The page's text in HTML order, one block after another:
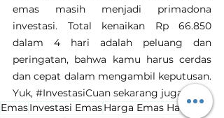
emas masih menjadi primadona
investasi. Total kenaikan Rp 66.850
dalam 4 hari adalah peluang dan
peringatan, bahwa kamu harus cerdas
dan cepat dalam mengambil keputusan.
Yuk, #InvestasiCuan sekarang juga!
EmasInvestasi EmasHarga Emas Hari Ini